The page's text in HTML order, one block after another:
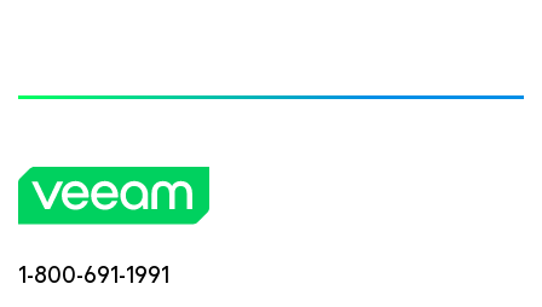
1-800-691-1991